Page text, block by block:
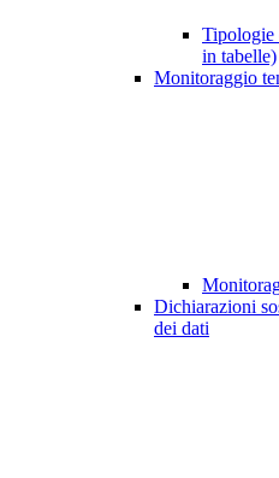
Tipologie
in tabelle)
Monitoraggio
Dichiarazioni
dei dati